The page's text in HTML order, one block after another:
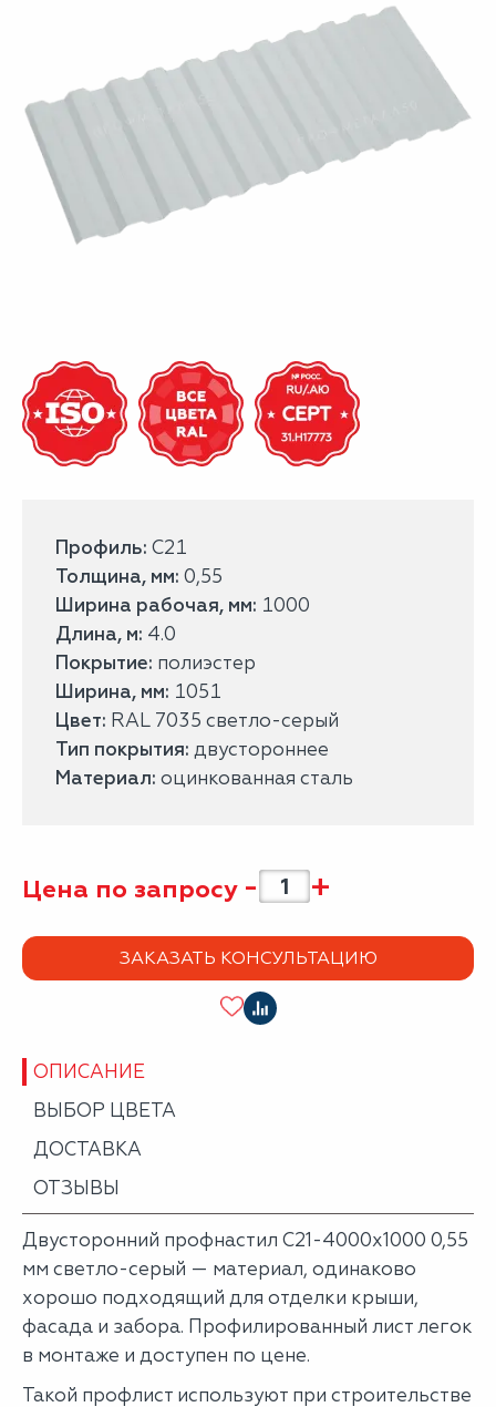
Профиль: С21
Толщина, мм: 0,55
Ширина рабочая, мм: 1000
Длина, м: 4.0
Покрытие: полиэстер
Ширина, мм: 1051
Цвет: RAL 7035 светло-серый
Тип покрытия: двустороннее
Материал: оцинкованная сталь
Цена по запросу - +
ЗАКАЗАТЬ КОНСУЛЬТАЦИЮ
ОПИСАНИЕ
ВЫБОР ЦВЕТА
ДОСТАВКА
ОТЗЫВЫ
Двусторонний профнастил С21-4000х1000 0,55
мм светло-серый — материал, одинаково
хорошо подходящий для отделки крыши,
фасада и забора. Профилированный лист легок
в монтаже и доступен по цене.
Такой профлист используют при строительстве